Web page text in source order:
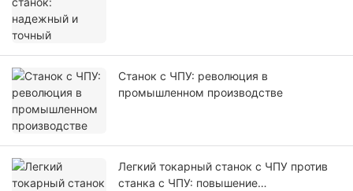
Станок с ЧПУ: революция в
промышленном производстве
Легкий токарный станок с ЧПУ против
станка с ЧПУ: повышение